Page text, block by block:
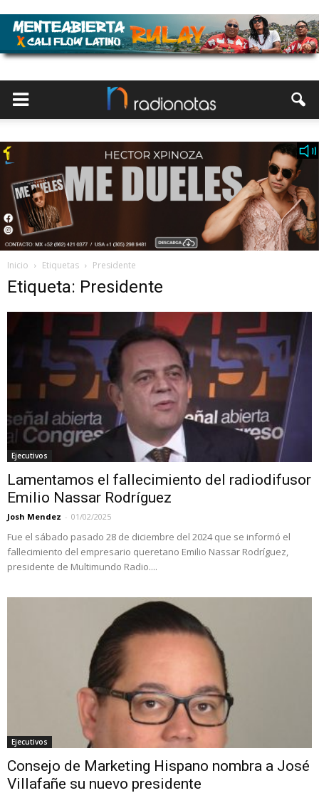
Inicio Etiquetas Presidente
Etiqueta: Presidente
Ejecutivos
Lamentamos el fallecimiento del radiodifusor
Emilio Nassar Rodríguez
Josh Mendez - 01/02/2025
Fue el sábado pasado 28 de diciembre del 2024 que se informó el
fallecimiento del empresario queretano Emilio Nassar Rodríguez,
presidente de Multimundo Radio....
Ejecutivos
Consejo de Marketing Hispano nombra a José
Villafañe su nuevo presidente